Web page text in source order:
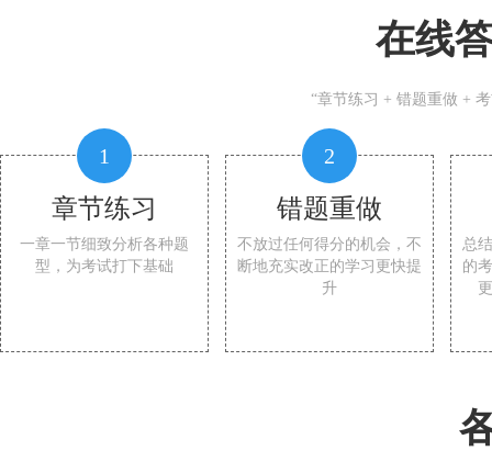
在线
“章节练习 + 错题重做 +
1
章节练习
一章一节细致分析各种题
型，为考试打下基础
2
错题重做
不放过任何得分的机会，不
断地充实改正的学习更快提
升
总
的